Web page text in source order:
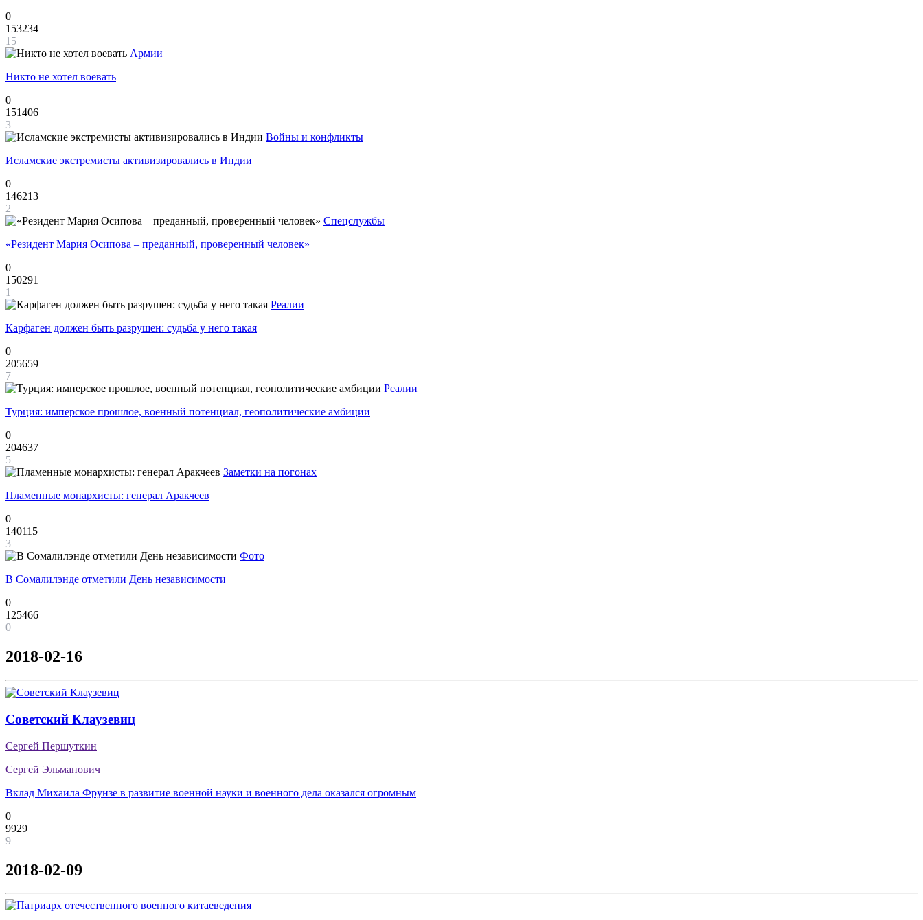
0
153234
15
Армии
Никто не хотел воевать
0
151406
3
Войны и конфликты
Исламские экстремисты активизировались в Индии
0
146213
2
Спецслужбы
«Резидент Мария Осипова – преданный, проверенный человек»
0
150291
1
Реалии
Карфаген должен быть разрушен: судьба у него такая
0
205659
7
Реалии
Турция: имперское прошлое, военный потенциал, геополитические амбиции
0
204637
5
Заметки на погонах
Пламенные монархисты: генерал Аракчеев
0
140115
3
Фото
В Сомалилэнде отметили День независимости
0
125466
0
2018-02-16
Советский Клаузевиц
Сергей Першуткин
Сергей Эльманович
Вклад Михаила Фрунзе в развитие военной науки и военного дела оказался огромным
0
9929
9
2018-02-09